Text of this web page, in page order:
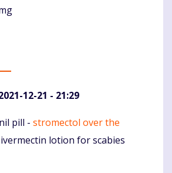
12-21 - 21:29
pill - stromectol over the
ivermectin lotion for scabies